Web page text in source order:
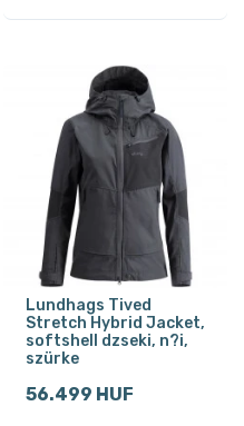
Lundhags Tived
Stretch Hybrid Jacket,
softshell dzseki, n?i,
szürke
56.499 HUF